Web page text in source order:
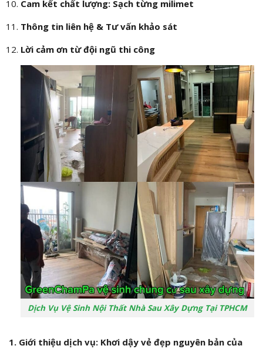
Cam kết chất lượng: Sạch từng milimet
Thông tin liên hệ & Tư vấn khảo sát
Lời cảm ơn từ đội ngũ thi công
Dịch Vụ Vệ Sinh Nội Thất Nhà Sau Xây Dựng Tại TPHCM
1. Giới thiệu dịch vụ: Khơi dậy vẻ đẹp nguyên bản của